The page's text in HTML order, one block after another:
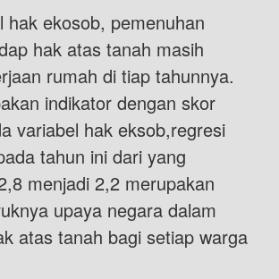
hak ekosob, pemenuhan
hak atas tanah masih
rumah di tiap tahunnya.
indikator dengan skor
variabel hak eksob,regresi
tahun ini dari yang
menjadi 2,2 merupakan
upaya negara dalam
atas tanah bagi setiap warga